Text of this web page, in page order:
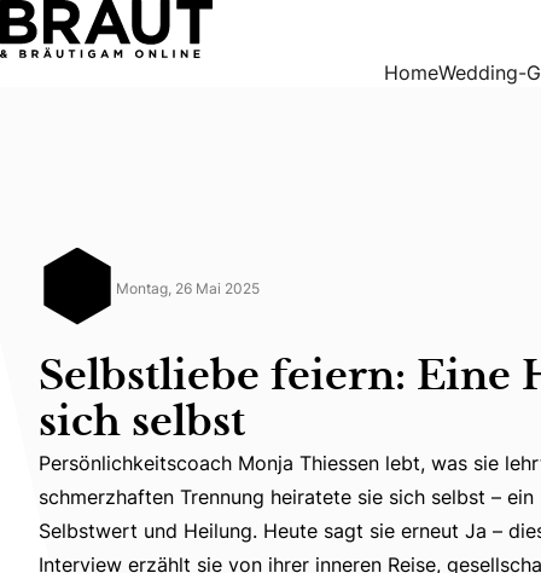
Selbstliebe feiern: Eine Hochzeit mit sich selbst
HomeWedding-
Montag, 26 Mai 2025
Selbstliebe feiern: Eine
sich selbst
Persönlichkeitscoach Monja Thiessen lebt, was sie
Persönlichkeitscoach Monja Thiessen lebt, was sie
schmerzhaften Trennung heiratete sie sich selbst –
Selbstwert und Heilung. Heute sagt sie erneut Ja –
Interview erzählt sie von ihrer inneren Reise,